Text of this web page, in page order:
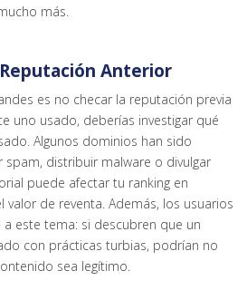
más.
Anterior
es no checar la reputación previa
uno usado, deberías investigar qué
Algunos dominios han sido
distribuir malware o divulgar
puede afectar tu ranking en
valor de reventa. Además, los usuarios
a este tema: si descubren que un
con prácticas turbias, podrían no
sea legítimo.